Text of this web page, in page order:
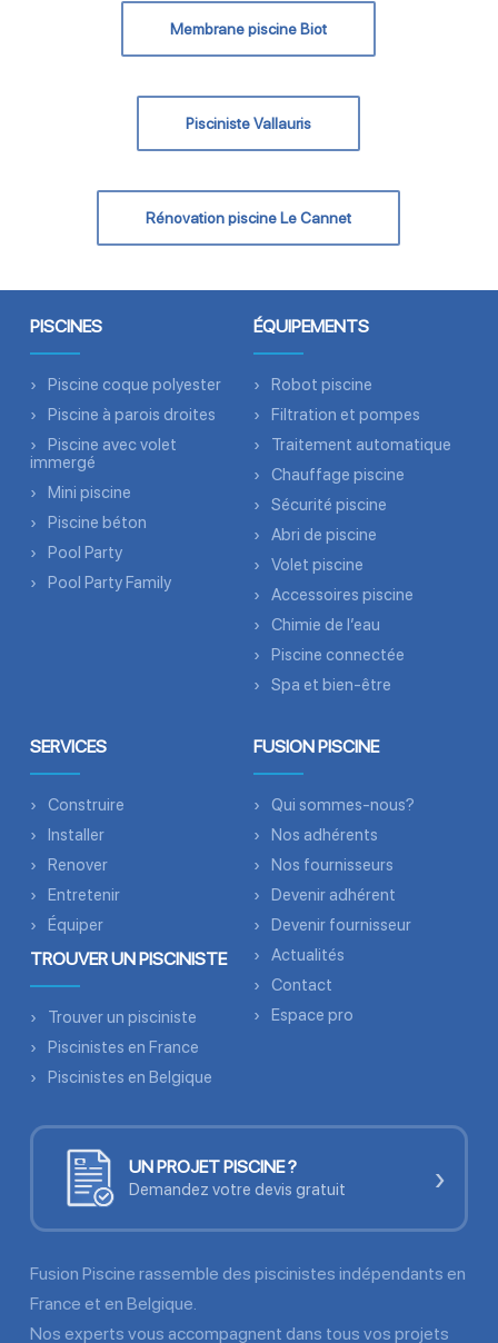
Membrane piscine Biot
Pisciniste Vallauris
Rénovation piscine Le Cannet
PISCINES
Piscine coque polyester
Piscine à parois droites
Piscine avec volet
immergé
Mini piscine
Piscine béton
Pool Party
Pool Party Family
ÉQUIPEMENTS
Robot piscine
Filtration et pompes
Traitement automatique
Chauffage piscine
Sécurité piscine
Abri de piscine
Volet piscine
Accessoires piscine
Chimie de l’eau
Piscine connectée
Spa et bien-être
SERVICES
Construire
Installer
Renover
Entretenir
Équiper
TROUVER UN PISCINISTE
Trouver un pisciniste
Piscinistes en France
Piscinistes en Belgique
FUSION PISCINE
Qui sommes-nous?
Nos adhérents
Nos fournisseurs
Devenir adhérent
Devenir fournisseur
Actualités
Contact
Espace pro
UN PROJET PISCINE ?
Demandez votre devis gratuit ›
Fusion Piscine rassemble des piscinistes indépendants en
France et en Belgique.
Nos experts vous accompagnent dans tous vos projets